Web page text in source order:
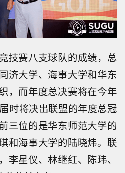
技赛八支球队的成绩，总
济大学、海事大学和华东
，而年度总决赛将在今年
时将决出联盟的年度总冠
三位的是华东师范大学的
和海事大学的陆晓炜。联
李星仪、林继红、陈玮、